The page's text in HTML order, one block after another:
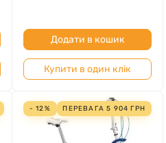
Додати в кошик
Купити в один клік
- 12% ПЕРЕВАГА5 904 ГРН